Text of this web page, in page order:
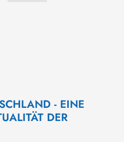
- EINE
DER